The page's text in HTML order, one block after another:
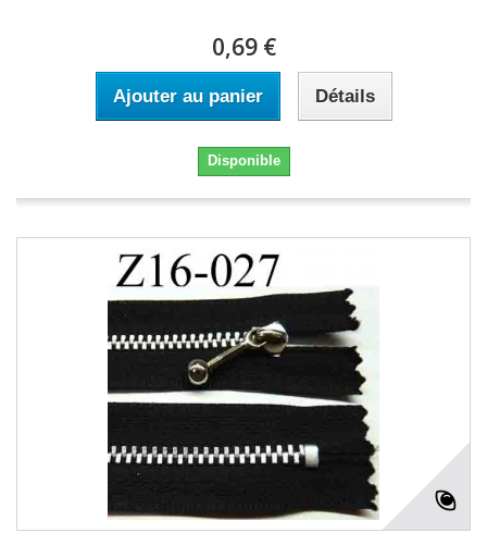
0,69 €
Ajouter au panier Détails
Disponible